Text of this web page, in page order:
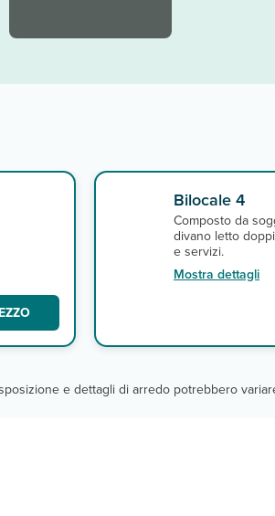
Bilocale 4
Composto da
divano letto
e servizi.
Mostra dettagli
e dettagli di arredo potrebbero